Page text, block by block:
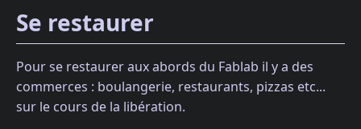
Se restaurer
Pour se restaurer aux abords du Fablab il y a des
commerces : boulangerie, restaurants, pizzas etc...
sur le cours de la libération.